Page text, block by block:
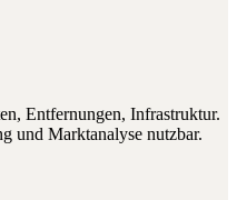
Entfernungen, Infrastruktur.
und Marktanalyse nutzbar.